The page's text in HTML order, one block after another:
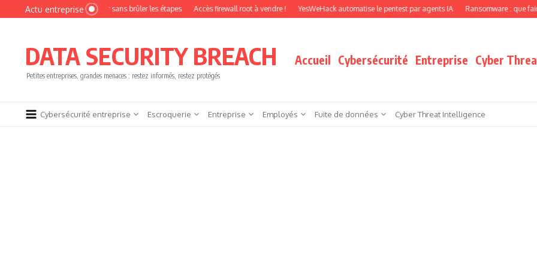
Aller au contenu
Actu entreprise
devenir pentester sans brûler les étapes Accès firewall root à vendre ! YesWeHack automatise le pentest par agents IA Ransomware : que faire quand
DATA SECURITY BREACH
Petites entreprises, grandes menaces : restez informés, restez protégés
Accueil Cybersécurité Entreprise Cyber
Cybersécurité entreprise Escroquerie Entreprise Employés Fuite de données Cyber Threat Intelligence